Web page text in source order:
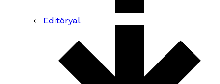
Editöryal